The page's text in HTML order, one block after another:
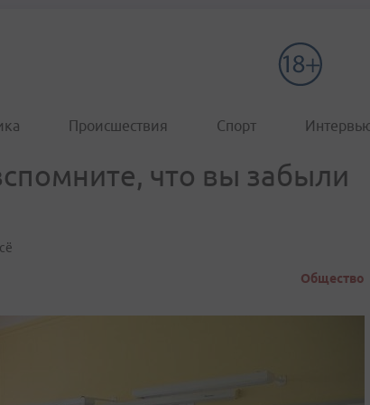
Происшествия Спорт
что вы забыли
Общество